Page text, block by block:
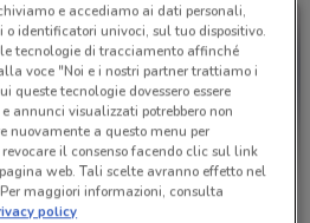
e accediamo ai dati personali,
identificatori univoci, sul tuo dispositivo.
tecnologie di tracciamento affinché
voce "Noi e i nostri partner trattiamo i
queste tecnologie dovessero essere
annunci visualizzati potrebbero non
nuovamente a questo menu per
il consenso facendo clic sul link
web. Tali scelte avranno effetto nel
maggiori informazioni, consulta
policy